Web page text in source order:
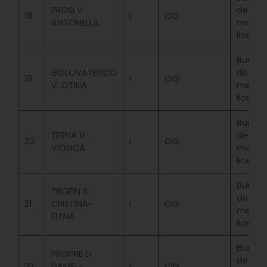
18
PROSI V.
ANTONELLA
I CIG
de
merit
licenta
19
GOLOVATENCO
V. OTILIA
I CIG
Bursa
de
merit
licenta
20
ȚERNA V.
VIORICA
I CIG
Bursa
de
merit
licenta
21
TROFIN S.
CRISTINA-
ELENA
I CIG
Bursa
de
merit
licenta
PROFIRE D.
Bursa
de